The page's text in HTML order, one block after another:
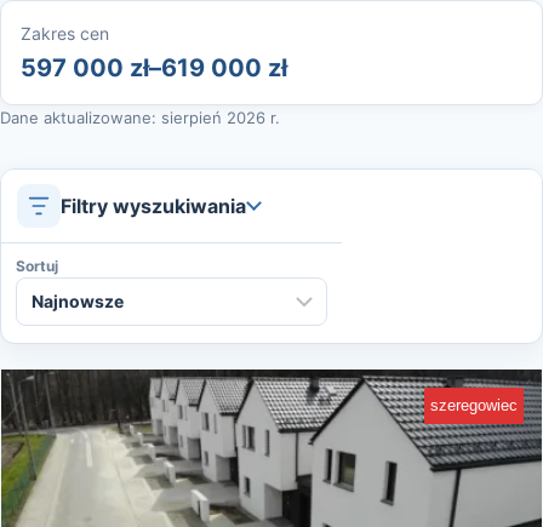
Zakres cen
597 000 zł–619 000 zł
Dane aktualizowane: sierpień 2026 r.
Filtry wyszukiwania
Sortuj
szeregowiec